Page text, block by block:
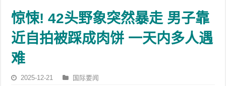
惊悚! 42头野象突然暴走 男子靠
近自拍被踩成肉饼 一天内多人遇
难
2025-12-21 国际要闻